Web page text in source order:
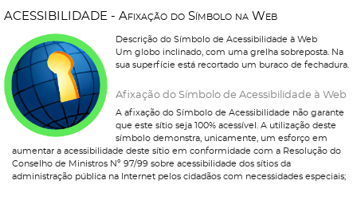
AC ESS B L DADE - Afixação do Símbolo na Web
Descrição do Símbolo de Acessibilidade à Web
Um globo inclinado, com uma grelha sobreposta. Na
sua superfície está recortado um buraco de fechadura.
Afixação do Símbolo de Acessibilidade à Web
A afixação do Símbolo de Acessibilidade não garante
que este sítio seja 100% acessível. A utilização deste
símbolo demonstra, unicamente, um esforço em
aumentar a acessibilidade deste sítio em conformidade com a Resolução do
Conselho de Ministros Nº 97/99 sobre acessibilidade dos sítios da
administração pública na Internet pelos cidadãos com necessidades especiais;